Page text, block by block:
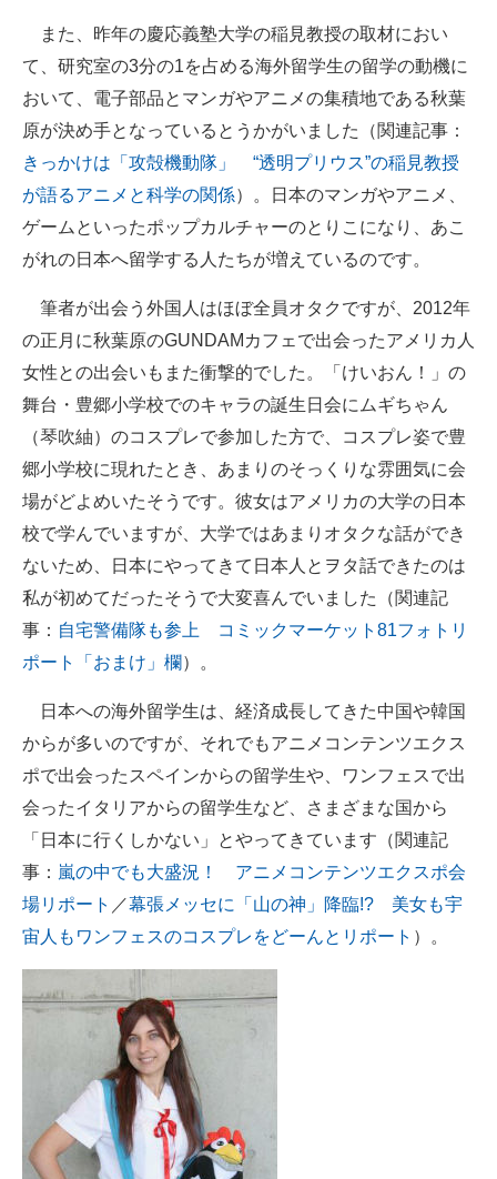
また、昨年の慶応義塾大学の稲見教授の取材におい
て、研究室の3分の1を占める海外留学生の留学の動機に
おいて、電子部品とマンガやアニメの集積地である秋葉
原が決め手となっているとうかがいました（関連記事：
きっかけは「攻殻機動隊」 “透明プリウス”の稲見教授
が語るアニメと科学の関係）。日本のマンガやアニメ、
ゲームといったポップカルチャーのとりこになり、あこ
がれの日本へ留学する人たちが増えているのです。
筆者が出会う外国人はほぼ全員オタクですが、2012年
の正月に秋葉原のGUNDAMカフェで出会ったアメリカ人
女性との出会いもまた衝撃的でした。「けいおん！」の
舞台・豊郷小学校でのキャラの誕生日会にムギちゃん
（琴吹紬）のコスプレで参加した方で、コスプレ姿で豊
郷小学校に現れたとき、あまりのそっくりな雰囲気に会
場がどよめいたそうです。彼女はアメリカの大学の日本
校で学んでいますが、大学ではあまりオタクな話ができ
ないため、日本にやってきて日本人とヲタ話できたのは
私が初めてだったそうで大変喜んでいました（関連記
事： 自宅警備隊も参上 コミックマーケット81フォトリ
ポート「おまけ」欄）。
日本への海外留学生は、経済成長してきた中国や韓国
からが多いのですが、それでもアニメコンテンツエクス
ポで出会ったスペインからの留学生や、ワンフェスで出
会ったイタリアからの留学生など、さまざまな国から
「日本に行くしかない」とやってきています（関連記
事： 嵐の中でも大盛況！ アニメコンテンツエクスポ会
場リポート ／幕張メッセに「山の神」降臨!? 美女も宇
宙人もワンフェスのコスプレをどーんとリポート ）。